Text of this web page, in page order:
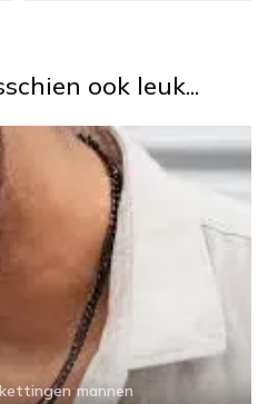
ook leuk...
kettingen mannen